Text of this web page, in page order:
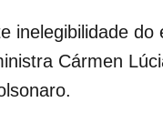
inelegibilidade do
Cármen